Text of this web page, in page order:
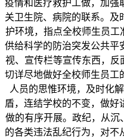
疫情和医疗救护工做，加强
关卫生院、病院的联系。及
护环境，指点全校师生员工
供给科学的防治突发公共平
视、宣传栏等宣传东西，反
切详尽地做好全校师生员工
人员的思惟环境，及时化
盾，连结学校的不变，做好
做的有序开展。政纪，从沉
的各类违法乱纪行为，对不